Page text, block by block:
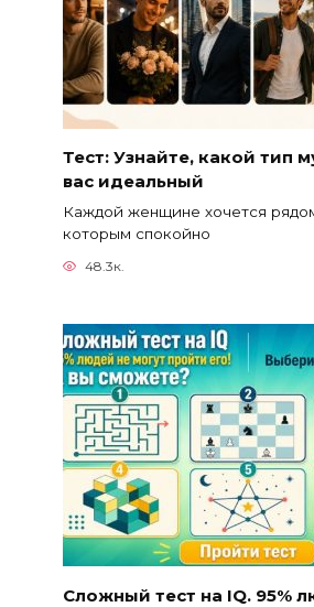
Тест: Узнайте, какой тип
вас идеальный
Каждой женщине хочется
которым спокойно
48.3к.
Сложный тест на IQ. 95%